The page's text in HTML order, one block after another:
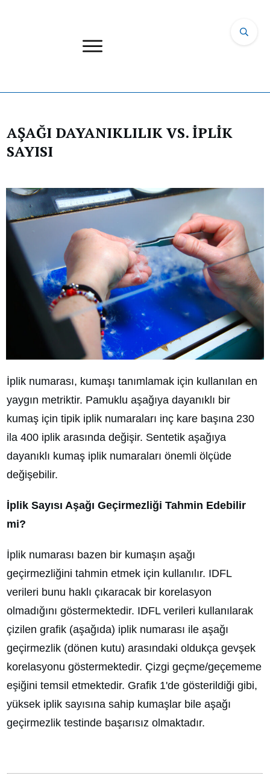
AŞAĞI DAYANIKLILIK VS. İPLİK
SAYISI
İplik numarası, kumaşı tanımlamak için kullanılan en
yaygın metriktir. Pamuklu aşağıya dayanıklı bir
kumaş için tipik iplik numaraları inç kare başına 230
ila 400 iplik arasında değişir. Sentetik aşağıya
dayanıklı kumaş iplik numaraları önemli ölçüde
değişebilir.
İplik Sayısı Aşağı Geçirmezliği Tahmin Edebilir
mi?
İplik numarası bazen bir kumaşın aşağı
geçirmezliğini tahmin etmek için kullanılır. IDFL
verileri bunu haklı çıkaracak bir korelasyon
olmadığını göstermektedir. IDFL verileri kullanılarak
çizilen grafik (aşağıda) iplik numarası ile aşağı
geçirmezlik (dönen kutu) arasındaki oldukça gevşek
korelasyonu göstermektedir. Çizgi geçme/geçememe
eşiğini temsil etmektedir. Grafik 1'de gösterildiği gibi,
yüksek iplik sayısına sahip kumaşlar bile aşağı
geçirmezlik testinde başarısız olmaktadır.